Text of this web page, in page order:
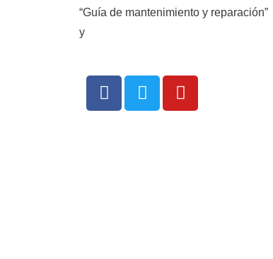
“Guía de mantenimiento y reparación”
y